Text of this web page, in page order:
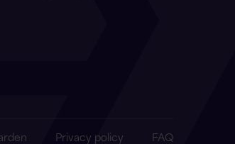
Privacy policy FAQ